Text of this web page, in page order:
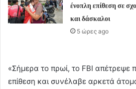
ένοπλη επίθεση σε
και δάσκαλοι
5 ώρες ago
«Σήμερα το πρωί, το FBI απέτρεψε
επίθεση και συνέλαβε αρκετά